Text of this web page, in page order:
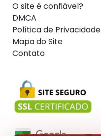
O site é confiável?
DMCA
Política de Privacidade
Mapa do Site
Contato